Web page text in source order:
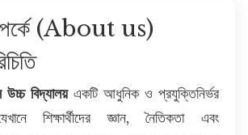
(About us)
উচ্চ বিদ্যালয় একটি আধুনিক ও প্রযুক্তিনির্ভর
শিক্ষার্থীদের জ্ঞান, নৈতিকতা এবং